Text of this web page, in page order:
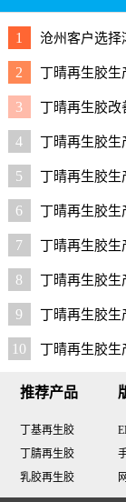
1 沧州客户选择
2 丁晴再生胶生
3 丁晴再生胶改
4 丁晴再生胶生
5 丁晴再生胶生
6 丁晴再生胶生
7 丁晴再生胶生
8 丁晴再生胶生
9 丁晴再生胶生
10 丁晴再生胶生
推荐产品
丁基再生胶
丁腈再生胶
乳胶再生胶